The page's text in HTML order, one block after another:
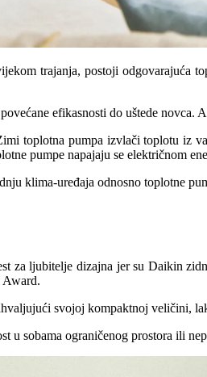
trajanja, postoji
efikasnosti do uštede
toplotna pumpa izvlači toplotu iz
pumpe napajaju se električnom
klima-uređaja odnosno toplotne
za ljubitelje dizajna jer su Daikin
Award.
svojoj kompaktnoj veličini,
u sobama ograničenog prostora ili